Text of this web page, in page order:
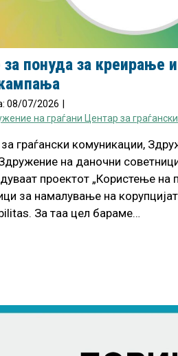
понуда за креирање
08/07/2026
на граѓани Центар за
граѓански комуникации,
на даночни
проектот „Користење на
за намалување на
За таа цел бараме…